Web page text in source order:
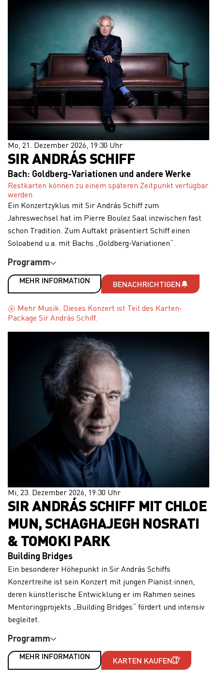
Mo, 21. Dezember 2026, 19:30 Uhr
SIR ANDRÁS SCHIFF
Bach: Goldberg-Variationen und andere Werke
Restkarten können zu einem späteren Zeitpunkt verfügbar
werden.
Ein Konzertzyklus mit Sir András Schiff zum
Jahreswechsel hat im Pierre Boulez Saal inzwischen fast
schon Tradition. Zum Auftakt präsentiert Schiff einen
Soloabend u.a. mit Bachs „Goldberg-Variationen“.
Programm
MEHR INFORMATION BENACHRICHTIGEN
Mehr Musik: Dieses Konzert ist Teil des Karten-
Package Sir András Schiff.
Mi, 23. Dezember 2026, 19:30 Uhr
SIR ANDRÁS SCHIFF MIT CHLOE
MUN, SCHAGHAJEGH NOSRATI
& TOMOKI PARK
Building Bridges
Ein besonderer Höhepunkt in Sir András Schiffs
Konzertreihe ist sein Konzert mit jungen Pianist:innen,
deren künstlerische Entwicklung er im Rahmen seines
Mentoringprojekts „Building Bridges“ fördert und intensiv
begleitet.
Programm
MEHR INFORMATION KARTEN KAUFEN